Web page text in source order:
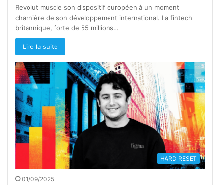
Revolut muscle son dispositif européen à un moment
charnière de son développement international. La fintech
britannique, forte de 55 millions…
Lire la suite
HARD RESET
01/09/2025